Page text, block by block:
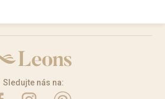
Sledujte nás na: